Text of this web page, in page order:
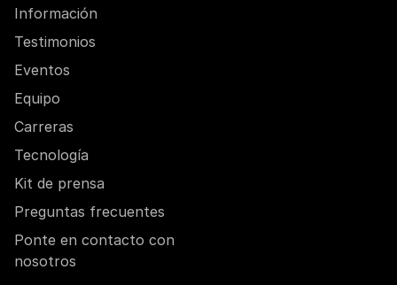
Información
Testimonios
Eventos
Equipo
Carreras
Tecnología
Kit de prensa
Preguntas frecuentes
Ponte en contacto con
nosotros